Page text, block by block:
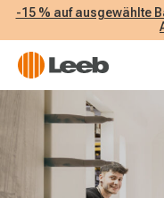
-15 % auf ausgewählte